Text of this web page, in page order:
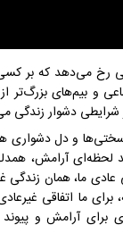
رخ می‌دهد که بر
و بیم‌های بزرگ‌تر
شرایطی دشوار زندگی
و دل دشواری
لحظه‌ای آرامش،
عادی ما، همان
ما اتفاقی
برای آرامش و